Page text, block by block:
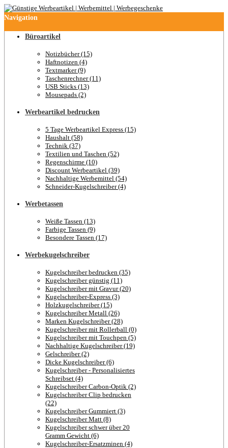
Navigation
Büroartikel
Notizbücher (15)
Haftnotizen (4)
Textmarker (9)
Taschenrechner (11)
USB Sticks (13)
Mousepads (2)
Werbeartikel bedrucken
5 Tage Werbeartikel Express (15)
Haushalt (58)
Technik (37)
Textilien und Taschen (52)
Regenschirme (10)
Discount Werbeartikel (39)
Nachhaltige Werbemittel (54)
Schneider-Kugelschreiber (4)
Werbetassen
Weiße Tassen (13)
Farbige Tassen (9)
Besondere Tassen (17)
Werbekugelschreiber
Kugelschreiber bedrucken (35)
Kugelschreiber günstig (11)
Kugelschreiber mit Gravur (20)
Kugelschreiber-Express (3)
Holzkugelschreiber (15)
Kugelschreiber Metall (26)
Marken Kugelschreiber (28)
Kugelschreiber mit Rollerball (0)
Kugelschreiber mit Touchpen (5)
Nachhaltige Kugelschreiber (19)
Gelschreiber (2)
Dicke Kugelschreiber (6)
Kugelschreiber - Personalisiertes
Schreibset (4)
Kugelschreiber Carbon-Optik (2)
Kugelschreiber Clip bedrucken
(22)
Kugelschreiber Gummiert (3)
Kugelschreiber Matt (8)
Kugelschreiber schwer über 20
Gramm Gewicht (6)
Kugelschreiber-Ersatzminen (4)